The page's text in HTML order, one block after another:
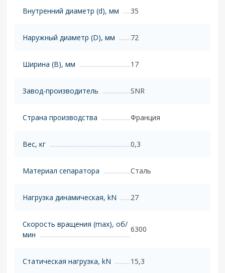
Внутренний диаметр (d), мм
35
Наружный диаметр (D), мм 72
Ширина (B), мм 17
Завод-производитель SNR
Страна производства Франция
Вес, кг 0,3
Материал сепаратора Сталь
Нагрузка динамическая, kN 27
Скорость вращения (max), об/
мин
6300
Статическая нагрузка, kN 15,3